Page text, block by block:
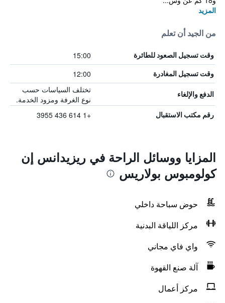
المزيد
من الجيد أن تعلم
وقت تسجيل الصعود للطائرة 15:00
وقت تسجيل المغادرة 12:00
الدفع والإلغاء
تختلف السياسات حسب
نوع الغرفة ومزود الخدمة.
رقم مكتب الاستقبال +1 614 436 3955
المزايا ووسائل الراحة في ريزيدانس إن
كولومبوس بولاريس
حوض سباحة داخلي
مركز اللياقة البدنية
واي فاي مجاني
آلة صنع القهوة
مركز أعمال